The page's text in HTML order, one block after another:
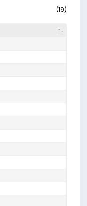
(19)